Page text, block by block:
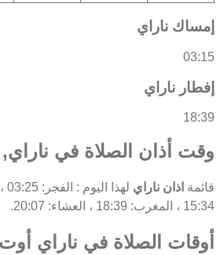
إمساك ناراي
03:15
إفطار ناراي
18:39
وقت أذان الصلاة في ناراي,
قائمة اذان ناراي
15:34 ، المغرب: 18:39 ، العشاء: 20:07.
أوقات الصلاة في ناراي أوت 2026